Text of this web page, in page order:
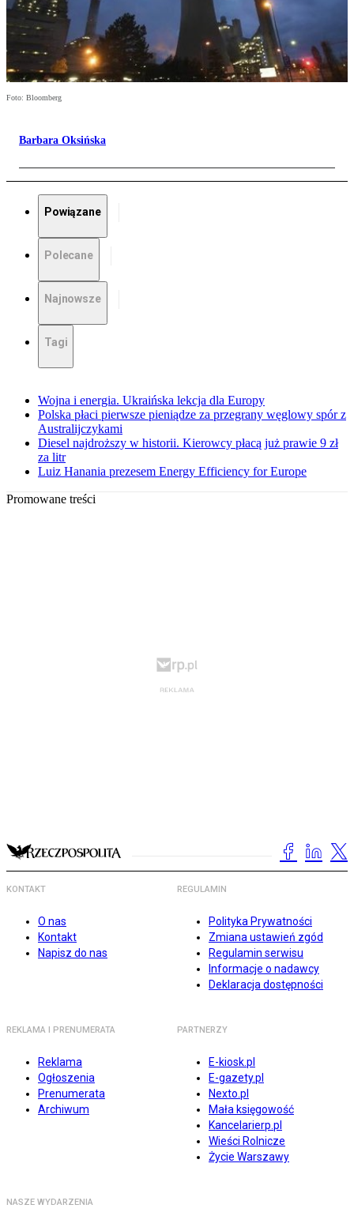
Foto: Bloomberg
Barbara Oksińska
Powiązane
Polecane
Najnowsze
Tagi
Wojna i energia. Ukraińska lekcja dla Europy
Polska płaci pierwsze pieniądze za przegrany węglowy spór z
Australijczykami
Diesel najdroższy w historii. Kierowcy płacą już prawie 9 zł
za litr
Luiz Hanania prezesem Energy Efficiency for Europe
Promowane treści
KONTAKT
O nas
Kontakt
Napisz do nas
REGULAMIN
Polityka Prywatności
Zmiana ustawień zgód
Regulamin serwisu
Informacje o nadawcy
Deklaracja dostępności
REKLAMA I PRENUMERATA
Reklama
Ogłoszenia
Prenumerata
Archiwum
PARTNERZY
E-kiosk.pl
E-gazety.pl
Nexto.pl
Mała księgowość
Kancelarierp.pl
Wieści Rolnicze
Życie Warszawy
NASZE WYDARZENIA